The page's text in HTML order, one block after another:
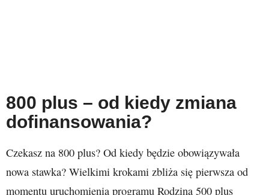
800 plus – od kiedy zmiana
dofinansowania?
Czekasz na 800 plus? Od kiedy będzie obowiązywała
nowa stawka? Wielkimi krokami zbliża się pierwsza od
momentu uruchomienia programu Rodzina 500 plus